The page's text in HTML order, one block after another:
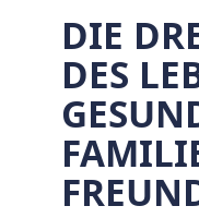
DIE
DES